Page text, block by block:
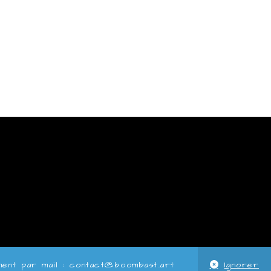
par mail : contact@boombast.art Ignorer